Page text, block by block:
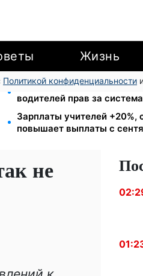
Жизнь
Политикой конфиденциальности
26 000 подписей —
водителей прав за
Зарплаты учителей +20%,
повышает выплаты с
не